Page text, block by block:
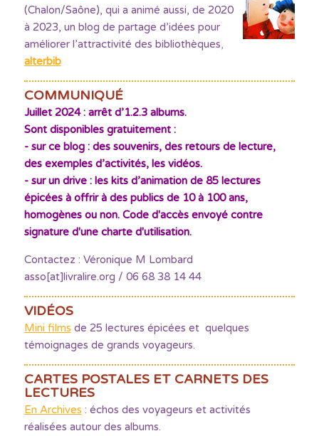
(Chalon/Saône), qui a animé aussi, de 2020
à 2023, un blog de partage d’idées pour
améliorer l’attractivité des bibliothèques,
alterbib
COMMUNIQUÉ
Juillet 2024 : arrêt d’1.2.3 albums.
Sont disponibles gratuitement :
- sur ce blog : des souvenirs, des retours de lecture,
des exemples d’activités, les vidéos.
- sur un drive : les kits d’animation de 85 lectures
épicées à offrir à des publics de 10 à 100 ans,
homogènes ou non. Code d'accès envoyé contre
signature d'une charte d'utilisation.
Contactez : Véronique M Lombard
asso[at]livralire.org / 06 68 38 14 44
VIDÉOS
Mini films de 25 lectures épicées et quelques
témoignages de grands voyageurs.
CARTES POSTALES ET CARNETS DES
LECTURES
En Archives : échos des voyageurs et activités
réalisées autour des albums.